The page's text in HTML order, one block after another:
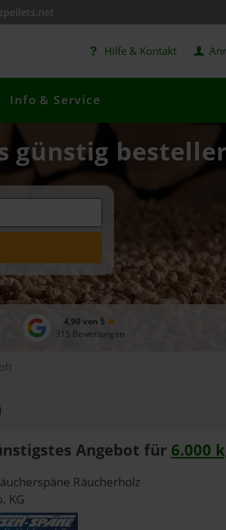
Hilfe & Kontakt
Info & Service
günstig
4,90 von 5
315 Bewertungen
Angebot für 6.000
Räucherholz
KG